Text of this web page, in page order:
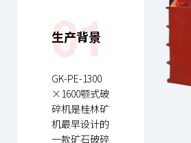
01
生产背景
GK-PE-1300
×1600颚式破
碎机是桂林矿
机最早设计的
一款矿石破碎